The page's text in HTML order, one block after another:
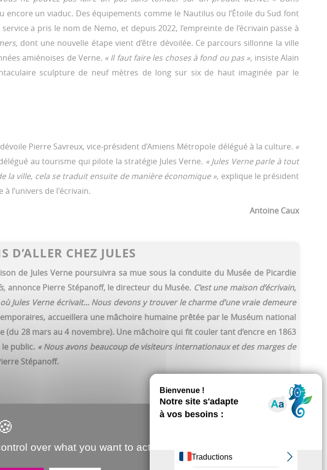
un viaduc. Des équipements comme le Nautilus ou l’Étoile du Sud font
a pris le nom de Nemo, et depuis 2022, l’empreinte de l’écrivain passe à
dont une nouvelle étape vient d’être dévoilée. Ce parcours sillonne la ville
amiénoises de Verne. « Il faut faire les choses à fond ou pas », insiste Alain
sculpture de neuf mètres de long sur six de haut imaginée par le
dévoile Pierre Savreux, vice-président d’Amiens Métropole délégué à la culture. «
au tourisme qui pilote la stratégie Jules Verne. « Jules Verne parle à tout
la ville, cela se traduit ensuite de manière économique », explique le président
l’univers de l'écrivain.
Antoine Caux
D’ALLER CHEZ JULES
de Jules Verne poursuivra sa mue sous la conduite du Musée de Picardie
annonce Pierre Stépanoff, le directeur du Musée. C’est une maison d’écrivain,
Verne écrivait... Nous devons y trouver le charme d’une vraie demeure
accueillera une mâchoire humaine prêtée par le Muséum national
28 mars au 4 novembre). Une mâchoire qui fit couler tant d’encre en 1863
public. « Nous avons beaucoup de visiteurs internationaux et des marges de
Stépanoff.
Verne en 2023 (43 000 en 2017)
over what you want to activate